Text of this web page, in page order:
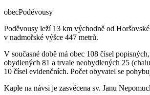
obecPoděvousy
Poděvousy leží 13 km východně od
v nadmořské výšce 447 metrů.
V současné době má obec 108 čísel
obydlených 81 a trvale neobydlených 25
10 čísel evidenčních. Počet obyvatel se
Kaple na návsi je zasvěcena sv. Janu